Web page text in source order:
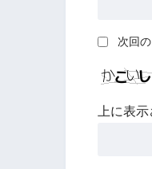
次回
上に表示